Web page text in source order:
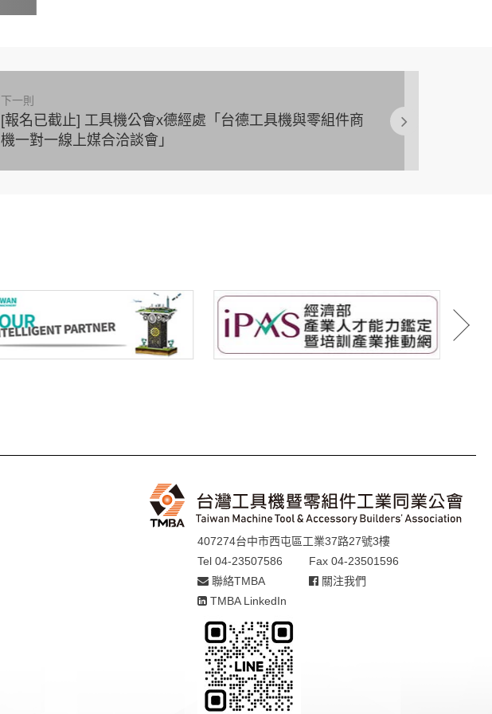
下一則
[報名已截止] 工具機公會x德經處「台德工具機與零組件商
機一對一線上媒合洽談會」
407274台中市西屯區工業37路27號3樓
Tel 04-23507586
Fax 04-23501596
聯絡TMBA
關注我們
TMBA LinkedIn